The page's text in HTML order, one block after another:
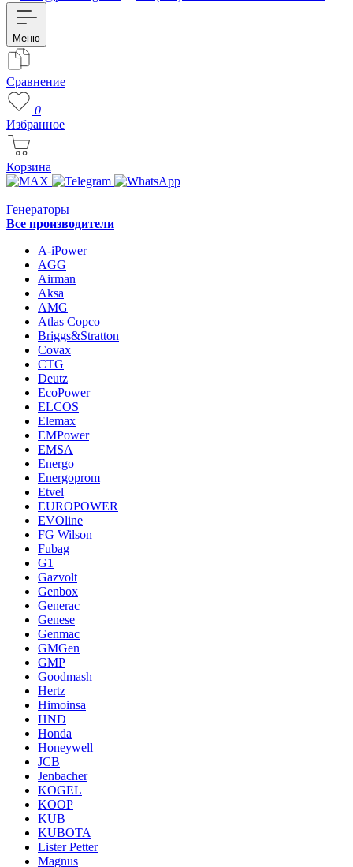
Меню
Сравнение
0
Избранное
Корзина
Генераторы
Все производители
A-iPower
AGG
Airman
Aksa
AMG
Atlas Copco
Briggs&Stratton
Covax
CTG
Deutz
EcoPower
ELCOS
Elemax
EMPower
EMSA
Energo
Energoprom
Etvel
EUROPOWER
EVOline
FG Wilson
Fubag
G1
Gazvolt
Genbox
Generac
Genese
Genmac
GMGen
GMP
Goodmash
Hertz
Himoinsa
HND
Honda
Honeywell
JCB
Jenbacher
KOGEL
KOOP
KUB
KUBOTA
Lister Petter
Magnus